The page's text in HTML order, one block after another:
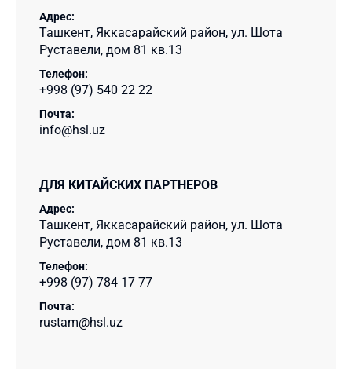
Адрес:
Ташкент, Яккасарайский район, ул. Шота
Руставели, дом 81 кв.13
Телефон:
+998 (97) 540 22 22
Почта:
info@hsl.uz
ДЛЯ КИТАЙСКИХ ПАРТНЕРОВ
Адрес:
Ташкент, Яккасарайский район, ул. Шота
Руставели, дом 81 кв.13
Телефон:
+998 (97) 784 17 77
Почта:
rustam@hsl.uz